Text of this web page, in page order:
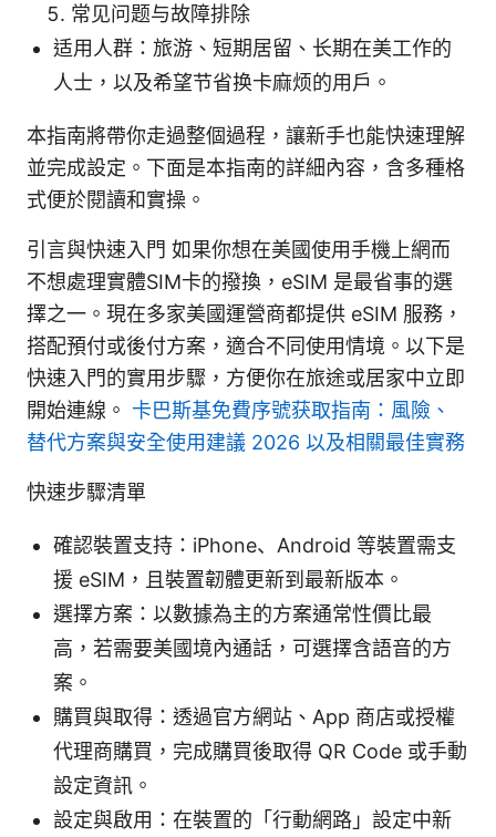
常见问题与故障排除
适用人群：旅游、短期居留、长期在美工作的
人士，以及希望节省换卡麻烦的用户。
本指南將帶你走過整個過程，讓新手也能快速理解
並完成設定。下面是本指南的詳細內容，含多種格
式便於閱讀和實操。
引言與快速入門 如果你想在美國使用手機上網而
不想處理實體SIM卡的撥換，eSIM 是最省事的選
擇之一。現在多家美國運營商都提供 eSIM 服務，
搭配預付或後付方案，適合不同使用情境。以下是
快速入門的實用步驟，方便你在旅途或居家中立即
開始連線。 卡巴斯基免費序號获取指南：風險、
替代方案與安全使用建議 2026 以及相關最佳實務
快速步驟清單
確認裝置支持：iPhone、Android 等裝置需支
援 eSIM，且裝置韌體更新到最新版本。
選擇方案：以數據為主的方案通常性價比最
高，若需要美國境內通話，可選擇含語音的方
案。
購買與取得：透過官方網站、App 商店或授權
代理商購買，完成購買後取得 QR Code 或手動
設定資訊。
設定與啟用：在裝置的「行動網路」設定中新